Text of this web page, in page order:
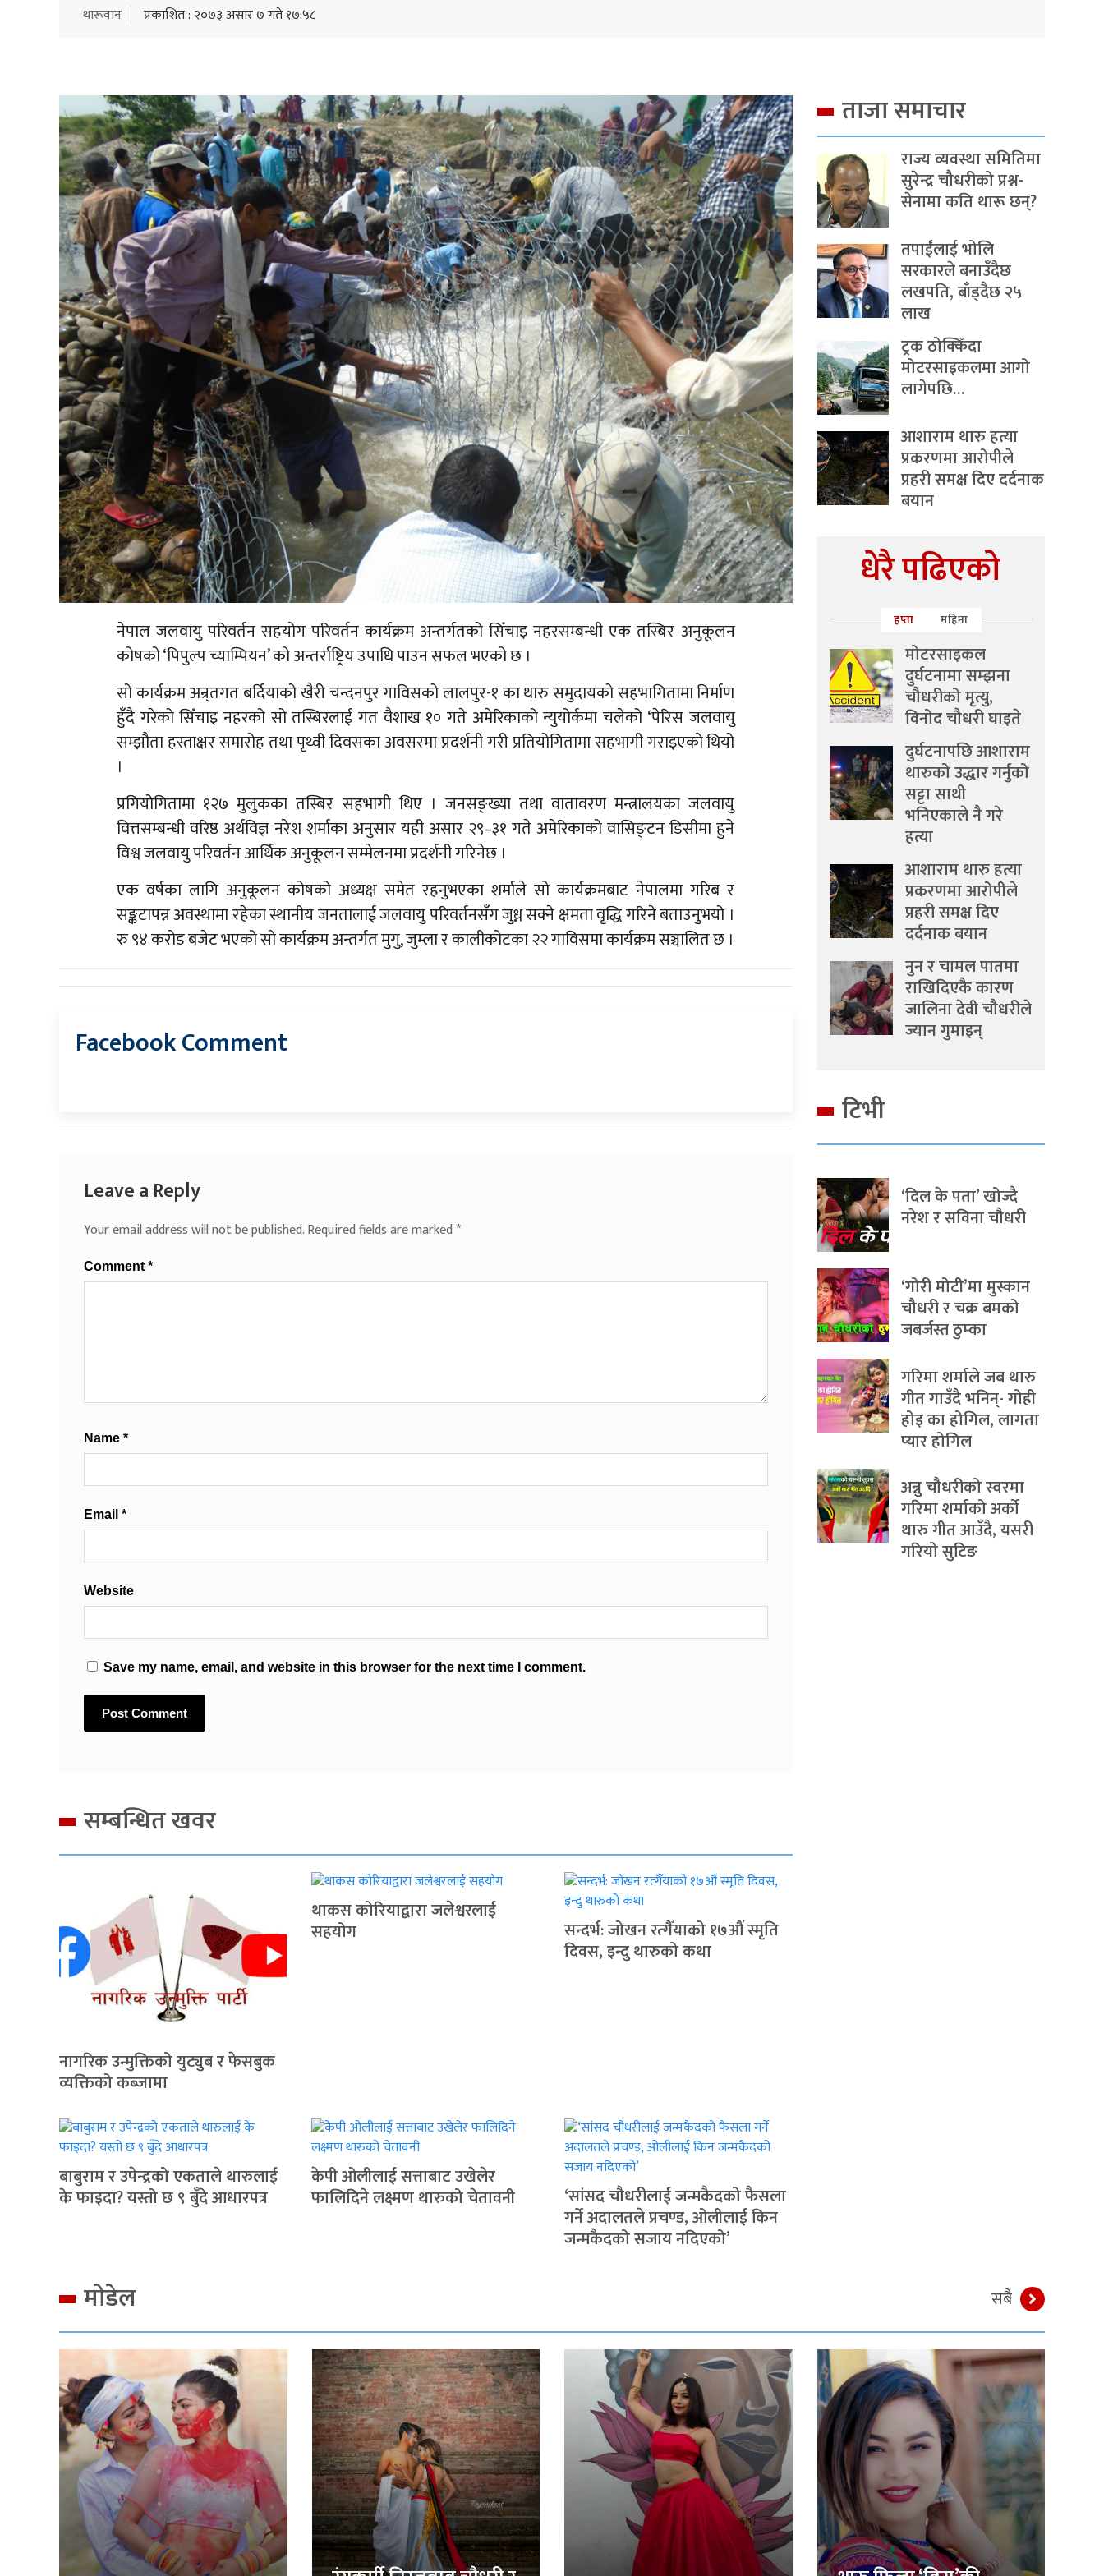
थारूवान प्रकाशित : २०७३ असार ७ गते १७:५८
नेपाल जलवायु परिवर्तन सहयोग परिवर्तन कार्यक्रम अन्तर्गतको सिँचाइ नहरसम्बन्धी एक तस्बिर अनुकूलन
कोषको ‘पिपुल्प च्याम्पियन’ को अन्तर्राष्ट्रिय उपाधि पाउन सफल भएको छ ।
सो कार्यक्रम अन्र्तगत बर्दियाको खैरी चन्दनपुर गाविसको लालपुर-१ का थारु समुदायको सहभागितामा निर्माण
हुँदै गरेको सिँचाइ नहरको सो तस्बिरलाई गत वैशाख १० गते अमेरिकाको न्युयोर्कमा चलेको ‘पेरिस जलवायु
सम्झौता हस्ताक्षर समारोह तथा पृथ्वी दिवसका अवसरमा प्रदर्शनी गरी प्रतियोगितामा सहभागी गराइएको थियो
।
प्रगियोगितामा १२७ मुलुकका तस्बिर सहभागी थिए । जनसङ्ख्या तथा वातावरण मन्त्रालयका जलवायु
वित्तसम्बन्धी वरिष्ठ अर्थविज्ञ नरेश शर्माका अनुसार यही असार २९–३१ गते अमेरिकाको वासिङ्टन डिसीमा हुने
विश्व जलवायु परिवर्तन आर्थिक अनुकूलन सम्मेलनमा प्रदर्शनी गरिनेछ ।
एक वर्षका लागि अनुकूलन कोषको अध्यक्ष समेत रहनुभएका शर्माले सो कार्यक्रमबाट नेपालमा गरिब र
सङ्कटापन्न अवस्थामा रहेका स्थानीय जनतालाई जलवायु परिवर्तनसँग जुध्न सक्ने क्षमता वृद्धि गरिने बताउनुभयो ।
रु ९४ करोड बजेट भएको सो कार्यक्रम अन्तर्गत मुगु, जुम्ला र कालीकोटका २२ गाविसमा कार्यक्रम सञ्चालित छ ।
Facebook Comment
Leave a Reply
Your email address will not be published.Required fields are marked*
Comment *
Name *
Email *
Website
Save my name, email, and website in this browser for the next time I comment.
सम्बन्धित खवर
नागरिक उन्मुक्तिको युट्युब र फेसबुक
व्यक्तिको कब्जामा
थाकस कोरियाद्वारा जलेश्वरलाई
सहयोग सन्दर्भ: जोखन रत्गैँयाको १७औं स्मृति
दिवस, इन्दु थारुको कथा
बाबुराम र उपेन्द्रको एकताले थारुलाई
के फाइदा? यस्तो छ ९ बुँदे आधारपत्र
केपी ओलीलाई सत्ताबाट उखेलेर
फालिदिने लक्ष्मण थारुको चेतावनी ‘सांसद चौधरीलाई जन्मकैदको फैसला
गर्ने अदालतले प्रचण्ड, ओलीलाई किन
जन्मकैदको सजाय नदिएको’
ताजा समाचार
राज्य व्यवस्था समितिमा
सुरेन्द्र चौधरीको प्रश्न-
सेनामा कति थारू छन्?
तपाईंलाई भोलि
सरकारले बनाउँदैछ
लखपति, बाँड्दैछ २५
लाख
ट्रक ठोक्किँदा
मोटरसाइकलमा आगो
लागेपछि…
आशाराम थारु हत्या
प्रकरणमा आरोपीले
प्रहरी समक्ष दिए दर्दनाक
बयान
धेरै पढिएको
हप्ता महिना
मोटरसाइकल
दुर्घटनामा सम्झना
चौधरीको मृत्यु,
विनोद चौधरी घाइते
दुर्घटनापछि आशाराम
थारुको उद्धार गर्नुको
सट्टा साथी
भनिएकाले नै गरे
हत्या
आशाराम थारु हत्या
प्रकरणमा आरोपीले
प्रहरी समक्ष दिए
दर्दनाक बयान
नुन र चामल पातमा
राखिदिएकै कारण
जालिना देवी चौधरीले
ज्यान गुमाइन्
टिभी
‘दिल के पता’ खोज्दै
नरेश र सविना चौधरी
‘गोरी मोटी’मा मुस्कान
चौधरी र चक्र बमको
जबर्जस्त ठुम्का
गरिमा शर्माले जब थारु
गीत गाउँदै भनिन्- गोही
होइ का होगिल, लागता
प्यार होगिल
अन्नु चौधरीको स्वरमा
गरिमा शर्माको अर्को
थारु गीत आउँदै, यसरी
गरियो सुटिङ
मोडेल सबै